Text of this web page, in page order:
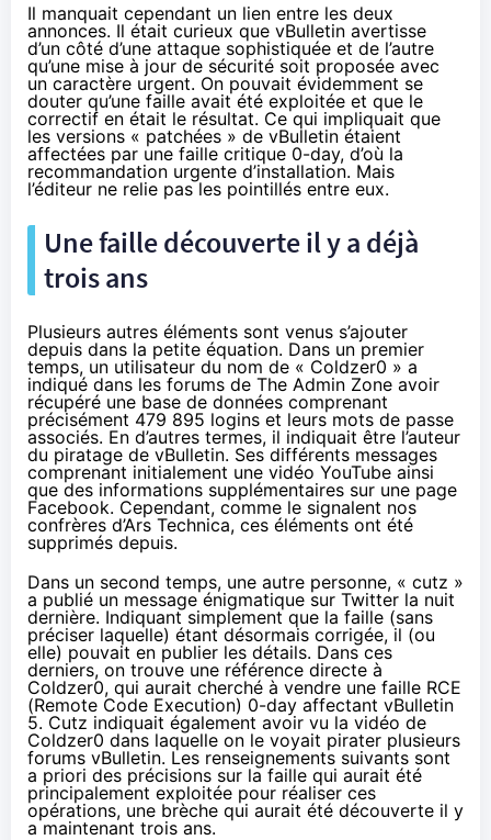
Il manquait cependant un lien entre les deux
annonces. Il était curieux que vBulletin avertisse
d’un côté d’une attaque sophistiquée et de l’autre
qu’une mise à jour de sécurité soit proposée avec
un caractère urgent. On pouvait évidemment se
douter qu’une faille avait été exploitée et que le
correctif en était le résultat. Ce qui impliquait que
les versions « patchées » de vBulletin étaient
affectées par une faille critique 0-day, d’où la
recommandation urgente d’installation. Mais
l’éditeur ne relie pas les pointillés entre eux.
Une faille découverte il y a déjà
trois ans
Plusieurs autres éléments sont venus s’ajouter
depuis dans la petite équation. Dans un premier
temps, un utilisateur du nom de « Coldzer0 » a
indiqué dans les forums de The Admin Zone avoir
récupéré une base de données comprenant
précisément 479 895 logins et leurs mots de passe
associés. En d’autres termes, il indiquait être l’auteur
du piratage de vBulletin. Ses différents messages
comprenant initialement une vidéo YouTube ainsi
que des informations supplémentaires sur une page
Facebook. Cependant, comme le signalent nos
confrères d’Ars Technica, ces éléments ont été
supprimés depuis.
Dans un second temps, une autre personne, « cutz »
a publié un message énigmatique sur Twitter la nuit
dernière. Indiquant simplement que la faille (sans
préciser laquelle) étant désormais corrigée, il (ou
elle) pouvait en publier les détails. Dans ces
derniers, on trouve une référence directe à
Coldzer0, qui aurait cherché à vendre une faille RCE
(Remote Code Execution) 0-day affectant vBulletin
5. Cutz indiquait également avoir vu la vidéo de
Coldzer0 dans laquelle on le voyait pirater plusieurs
forums vBulletin. Les renseignements suivants sont
a priori des précisions sur la faille qui aurait été
principalement exploitée pour réaliser ces
opérations, une brèche qui aurait été découverte il y
a maintenant trois ans.